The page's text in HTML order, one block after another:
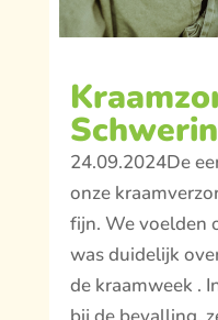
24.09.2024De
onze
fijn. We voelden
was duidelijk
de kraamweek .